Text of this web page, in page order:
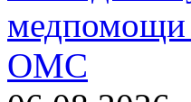
медпомощи
ОМС